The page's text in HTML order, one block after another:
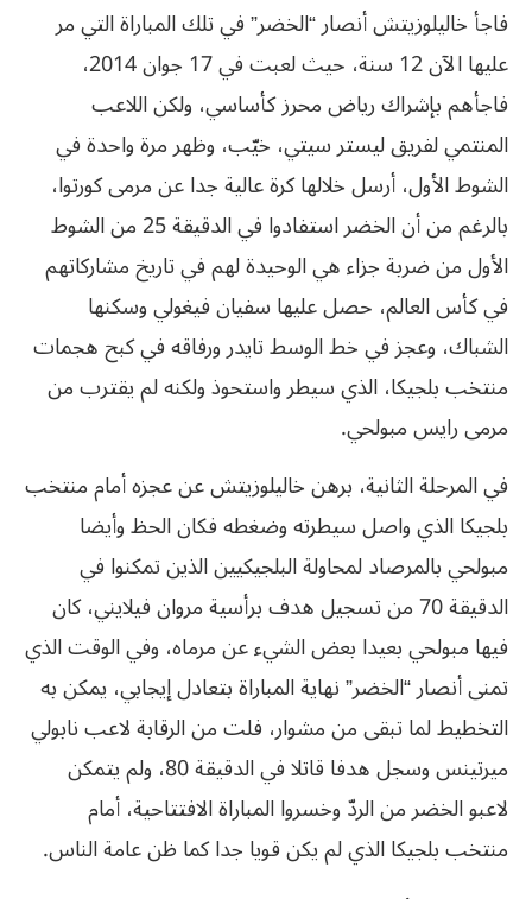
فاجأ خاليلوزيتش أنصار “الخضر” في تلك المباراة التي مر
عليها الآن 12 سنة، حيث لعبت في 17 جوان 2014،
فاجأهم بإشراك رياض محرز كأساسي، ولكن اللاعب
المنتمي لفريق ليستر سيتي، خيّب، وظهر مرة واحدة في
الشوط الأول، أرسل خلالها كرة عالية جدا عن مرمى كورتوا،
بالرغم من أن الخضر استفادوا في الدقيقة 25 من الشوط
الأول من ضربة جزاء هي الوحيدة لهم في تاريخ مشاركاتهم
في كأس العالم، حصل عليها سفيان فيغولي وسكنها
الشباك، وعجز في خط الوسط تايدر ورفاقه في كبح هجمات
منتخب بلجيكا، الذي سيطر واستحوذ ولكنه لم يقترب من
مرمى رايس مبولحي.
في المرحلة الثانية، برهن خاليلوزيتش عن عجزه أمام منتخب
بلجيكا الذي واصل سيطرته وضغطه فكان الحظ وأيضا
مبولحي بالمرصاد لمحاولة البلجيكيين الذين تمكنوا في
الدقيقة 70 من تسجيل هدف برأسية مروان فيلايني، كان
فيها مبولحي بعيدا بعض الشيء عن مرماه، وفي الوقت الذي
تمنى أنصار “الخضر” نهاية المباراة بتعادل إيجابي، يمكن به
التخطيط لما تبقى من مشوار، فلت من الرقابة لاعب نابولي
ميرتينس وسجل هدفا قاتلا في الدقيقة 80، ولم يتمكن
لاعبو الخضر من الردّ وخسروا المباراة الافتتاحية، أمام
منتخب بلجيكا الذي لم يكن قويا جدا كما ظن عامة الناس.